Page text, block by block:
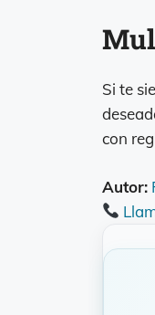
Si te
con
Autor: